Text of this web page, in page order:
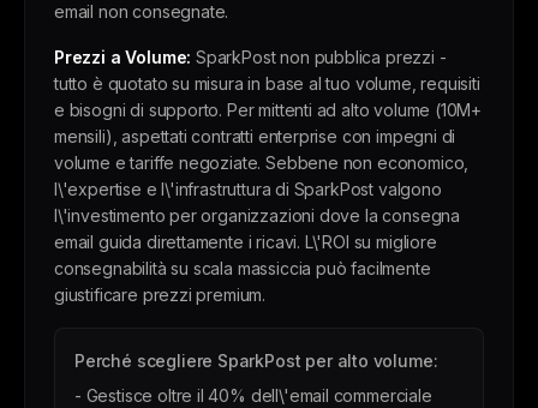
email non consegnate.
Prezzi a Volume: SparkPost non pubblica prezzi -
tutto è quotato su misura in base al tuo volume, requisiti
e bisogni di supporto. Per mittenti ad alto volume (10M+
mensili), aspettati contratti enterprise con impegni di
volume e tariffe negoziate. Sebbene non economico,
l\'expertise e l\'infrastruttura di SparkPost valgono
l\'investimento per organizzazioni dove la consegna
email guida direttamente i ricavi. L\'ROI su migliore
consegnabilità su scala massiccia può facilmente
giustificare prezzi premium.
Perché scegliere SparkPost per alto volume:
- Gestisce oltre il 40% dell\'email commerciale